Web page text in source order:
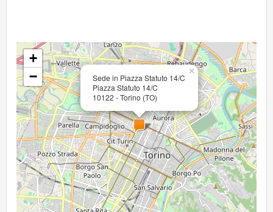
Sede in Piazza Statuto 14/C
Piazza Statuto 14/C
10122 - Torino (TO)
×
+
−